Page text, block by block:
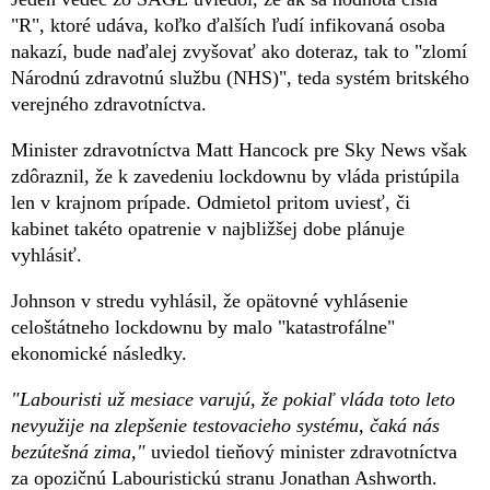
"R", ktoré udáva, koľko ďalších ľudí infikovaná osoba
nakazí, bude naďalej zvyšovať ako doteraz, tak to "zlomí
Národnú zdravotnú službu (NHS)", teda systém britského
verejného zdravotníctva.
Minister zdravotníctva Matt Hancock pre Sky News však
zdôraznil, že k zavedeniu lockdownu by vláda pristúpila
len v krajnom prípade. Odmietol pritom uviesť, či
kabinet takéto opatrenie v najbližšej dobe plánuje
vyhlásiť.
Johnson v stredu vyhlásil, že opätovné vyhlásenie
celoštátneho lockdownu by malo "katastrofálne"
ekonomické následky.
"Labouristi už mesiace varujú, že pokiaľ vláda toto leto
nevyužije na zlepšenie testovacieho systému, čaká nás
bezútešná zima," uviedol tieňový minister zdravotníctva
za opozičnú Labouristickú stranu Jonathan Ashworth.